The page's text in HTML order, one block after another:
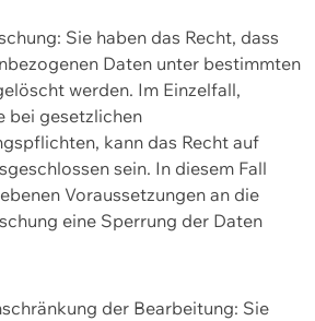
Sie haben das Recht, dass
Daten unter bestimmten
werden. Im Einzelfall,
bei gesetzlichen
kann das Recht auf
sein. In diesem Fall
Voraussetzungen an die
eine Sperrung der Daten
der Bearbeitung: Sie